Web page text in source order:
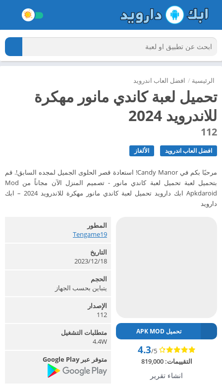
الرئيسية / افضل العاب اندرويد
تحميل لعبة كاندي مانور مهكرة
للاندرويد 2024
112
افضل العاب اندرويد الألغاز
مرحبًا بكم في Candy Manor! استعادة قصر الحلوى الجميل لمجده السابق!. قم
بتحميل لعبة تحميل لعبة كاندي مانور - تصميم المنزل الآن مجاناً من Mod
Apkdaroid ابك دارويد تحميل لعبة كاندي مانور مهكرة للاندرويد 2024 – ابك
دارويد
تحميل APK MOD
4.3/5
التقييمات:819,000
انشاء تقرير
المطور
Tengame19‏
التاريخ
2023/12/18
الحجم
يتباين بحسب الجهاز
الإصدار
112
متطلبات التشغيل
4.4W
متوفر عبر Google Play